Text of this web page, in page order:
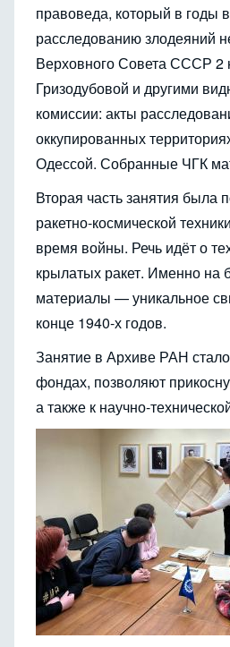
правоведа, который в годы
расследованию злодеяний
Верховного Совета СССР 2
Гризодубовой и другими
комиссии: акты
оккупированных
Одессой. Собранные ЧГК
Вторая часть занятия
ракетно-космической
время войны. Речь идёт о
крылатых ракет. Именно на
материалы — уникальное
конце 1940-х годов.
Занятие в Архиве РАН
фондах, позволяют
а также к научно-